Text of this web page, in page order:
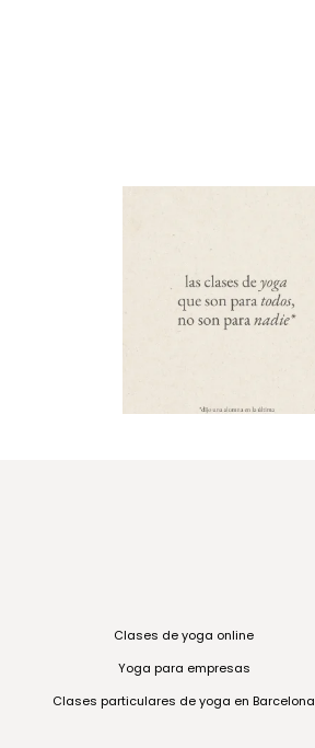
Clases de yoga online
Yoga para empresas
Clases particulares de yoga en Barcelona